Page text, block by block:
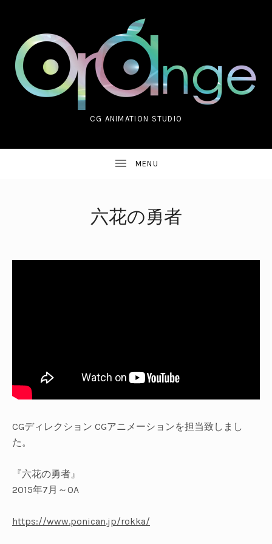
ORANGE CO.,LTD.
CG ANIMATION STUDIO
六花の勇者
CGディレクション CGアニメーションを担当致しまし
た。
『六花の勇者』
2015年7月～OA
https://www.ponican.jp/rokka/